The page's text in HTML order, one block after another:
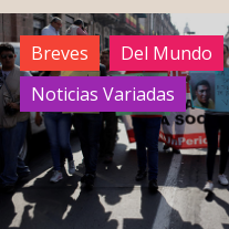
Breves
Del Mundo
Noticias Variadas